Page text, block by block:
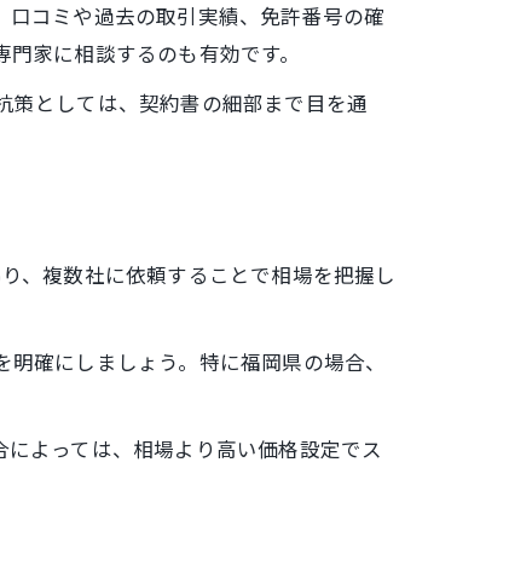
コミや過去の取引実績、免許番号の確
家に相談するのも有効です。
策としては、契約書の細部まで目を通
、複数社に依頼することで相場を把握し
確にしましょう。特に福岡県の場合、
よっては、相場より高い価格設定でス